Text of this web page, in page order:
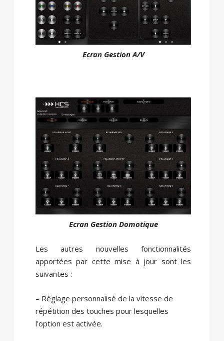
Ecran Gestion A/V
Ecran Gestion Domotique
Les autres nouvelles fonctionnalités
apportées par cette mise à jour sont les
suivantes :
– Réglage personnalisé de la vitesse de
répétition des touches pour lesquelles
l’option est activée.